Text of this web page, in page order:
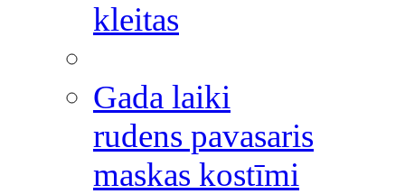
kleitas
Gada laiki
rudens pavasaris
maskas kostīmi